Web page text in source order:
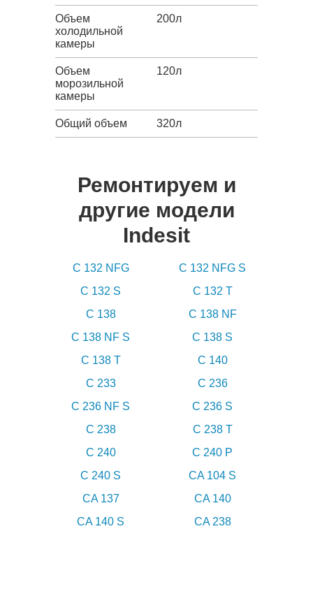
Объем
холодильной
камеры
200л
Объем
морозильной
камеры
120л
Общий объем 320л
Ремонтируем и
другие модели
Indesit
C 132 NFG
C 132 NFG S
C 132 S
C 132 T
C 138
C 138 NF
C 138 NF S
C 138 S
C 138 T
C 140
C 233
C 236
C 236 NF S
C 236 S
C 238
C 238 T
C 240
C 240 P
C 240 S
CA 104 S
CA 137
CA 140
CA 140 S
CA 238